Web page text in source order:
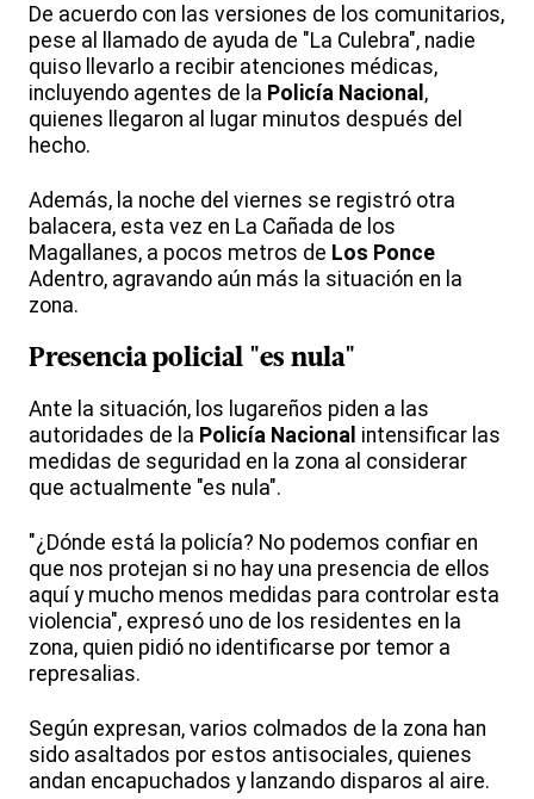
De acuerdo con las versiones de los comunitarios,
pese al llamado de ayuda de "La Culebra", nadie
quiso llevarlo a recibir atenciones médicas,
incluyendo agentes de la Policía Nacional ,
quienes llegaron al lugar minutos después del
hecho.
Además, la noche del viernes se registró otra
balacera, esta vez en La Cañada de los
Magallanes, a pocos metros de Los Ponce
Adentro, agravando aún más la situación en la
zona.
Presencia policial "es nula"
Ante la situación, los lugareños piden a las
autoridades de la Policía Nacional intensificar las
medidas de seguridad en la zona al considerar
que actualmente "es nula".
"¿Dónde está la policía? No podemos confiar en
que nos protejan si no hay una presencia de ellos
aquí y mucho menos medidas para controlar esta
violencia", expresó uno de los residentes en la
zona, quien pidió no identificarse por temor a
represalias.
Según expresan, varios colmados de la zona han
sido asaltados por estos antisociales, quienes
andan encapuchados y lanzando disparos al aire.